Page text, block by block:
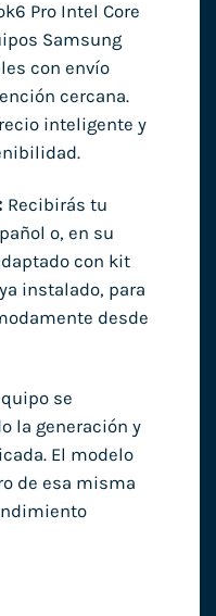
Pro Intel Core
Samsung
con envío
cercana.
inteligente y
Recibirás tu
o, en su
con kit
instalado, para
desde
se
la generación y
El modelo
de esa misma